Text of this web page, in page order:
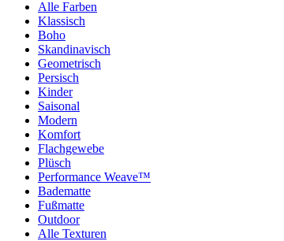
Alle Farben
Klassisch
Boho
Skandinavisch
Geometrisch
Persisch
Kinder
Saisonal
Modern
Komfort
Flachgewebe
Plüsch
Performance Weave™
Badematte
Fußmatte
Outdoor
Alle Texturen